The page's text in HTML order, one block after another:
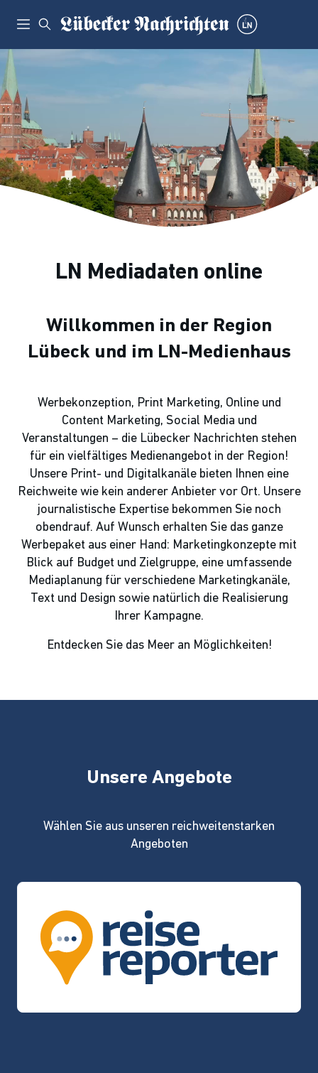
LN Mediadaten online
Willkommen in der Region
Lübeck und im LN-Medienhaus
Werbekonzeption, Print Marketing, Online und
Content Marketing, Social Media und
Veranstaltungen – die Lübecker Nachrichten stehen
für ein vielfältiges Medienangebot in der Region!
Unsere Print- und Digitalkanäle bieten Ihnen eine
Reichweite wie kein anderer Anbieter vor Ort. Unsere
journalistische Expertise bekommen Sie noch
obendrauf. Auf Wunsch erhalten Sie das ganze
Werbepaket aus einer Hand: Marketingkonzepte mit
Blick auf Budget und Zielgruppe, eine umfassende
Mediaplanung für verschiedene Marketingkanäle,
Text und Design sowie natürlich die Realisierung
Ihrer Kampagne.
Entdecken Sie das Meer an Möglichkeiten!
Unsere Angebote
Wählen Sie aus unseren reichweitenstarken
Angeboten